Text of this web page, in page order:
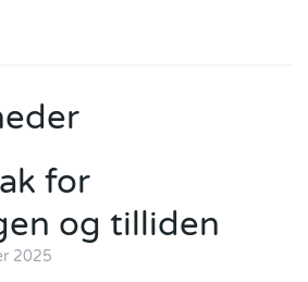
for
og tilliden
2025